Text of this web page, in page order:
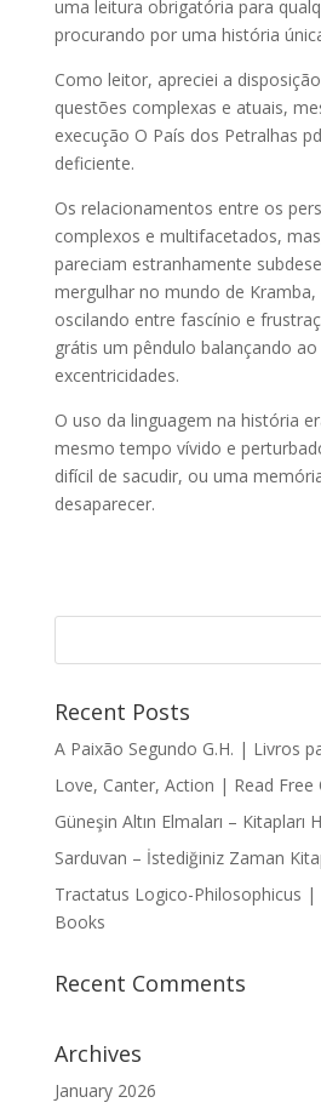
uma leitura obrigatória para
procurando por uma história
Como leitor, apreciei a
questões complexas e atuais,
execução O País dos Petralhas
deficiente.
Os relacionamentos entre os
complexos e multifacetados,
pareciam estranhamente
mergulhar no mundo de
oscilando entre fascínio e
grátis um pêndulo balançando
excentricidades.
O uso da linguagem na história
mesmo tempo vívido e
difícil de sacudir, ou uma
desaparecer.
Recent Posts
A Paixão Segundo G.H. | Livros
Love, Canter, Action | Read Free
Güneşin Altın Elmaları – Kitapları
Sarduvan – İstediğiniz Zaman
Tractatus Logico-Philosophicus
Books
Recent Comments
Archives
January 2026